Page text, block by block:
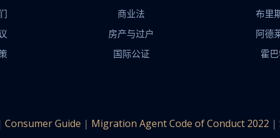
商业法
房产与过户
国际公证
布里
阿德
霍
Consumer Guide | Migration Agent Code of Conduct 2022 |